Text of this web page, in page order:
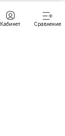
Кабинет Сравнение